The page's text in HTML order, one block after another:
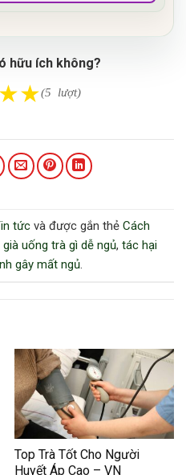
hữu ích không?
★★(5 lượt)
tức và được gắn thẻ Cách
uống trà gì dễ ngủ, tác hại
gây mất ngủ.
Top Trà Tốt Cho Người
Huyết Áp Cao – VN